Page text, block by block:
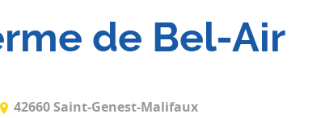
de Bel-Air
42660 Saint-Genest-Malifaux